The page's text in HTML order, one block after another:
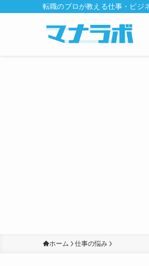
転職のプロが教える仕事・ビジ
ホーム 仕事の悩み